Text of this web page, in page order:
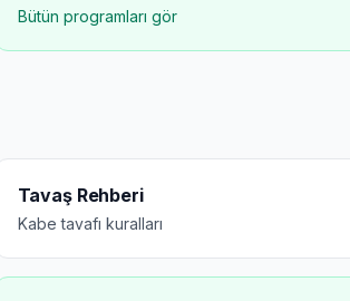
Bütün programları gör
Tavaş Rehberi
Kabe tavafı kuralları